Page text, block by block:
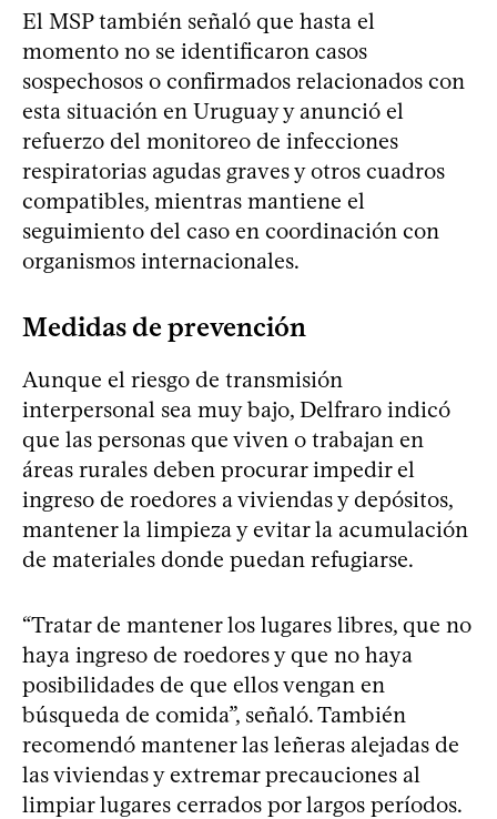
El MSP también señaló que hasta el
momento no se identificaron casos
sospechosos o confirmados relacionados con
esta situación en Uruguay y anunció el
refuerzo del monitoreo de infecciones
respiratorias agudas graves y otros cuadros
compatibles, mientras mantiene el
seguimiento del caso en coordinación con
organismos internacionales.
Medidas de prevención
Aunque el riesgo de transmisión
interpersonal sea muy bajo, Delfraro indicó
que las personas que viven o trabajan en
áreas rurales deben procurar impedir el
ingreso de roedores a viviendas y depósitos,
mantener la limpieza y evitar la acumulación
de materiales donde puedan refugiarse.
“Tratar de mantener los lugares libres, que no
haya ingreso de roedores y que no haya
posibilidades de que ellos vengan en
búsqueda de comida”, señaló. También
recomendó mantener las leñeras alejadas de
las viviendas y extremar precauciones al
limpiar lugares cerrados por largos períodos.